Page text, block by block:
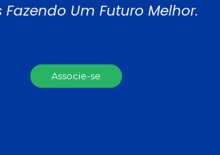
Fazendo Um Futuro Melhor.
Associe-se